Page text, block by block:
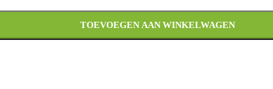
TOEVOEGEN AAN WINKELWAGEN